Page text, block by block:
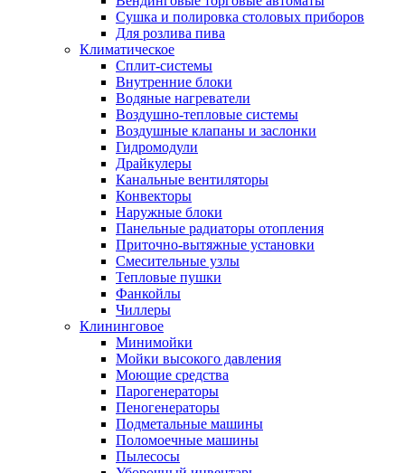
Сушка и полировка столовых приборов
Для розлива пива
Климатическое
Сплит-системы
Внутренние блоки
Водяные нагреватели
Воздушно-тепловые системы
Воздушные клапаны и заслонки
Гидромодули
Драйкулеры
Канальные вентиляторы
Конвекторы
Наружные блоки
Панельные радиаторы отопления
Приточно-вытяжные установки
Смесительные узлы
Тепловые пушки
Фанкойлы
Чиллеры
Клининговое
Минимойки
Мойки высокого давления
Моющие средства
Парогенераторы
Пеногенераторы
Подметальные машины
Поломоечные машины
Пылесосы